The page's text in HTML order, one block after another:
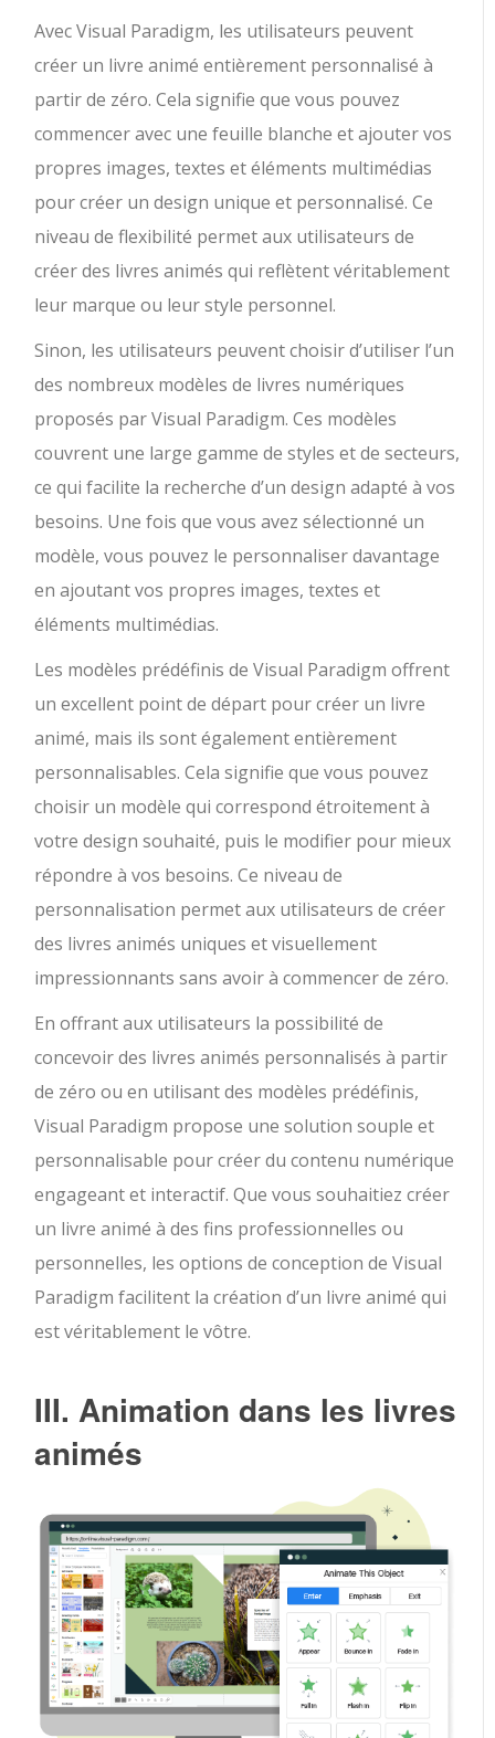
Avec Visual Paradigm, les utilisateurs peuvent
créer un livre animé entièrement personnalisé à
partir de zéro. Cela signifie que vous pouvez
commencer avec une feuille blanche et ajouter vos
propres images, textes et éléments multimédias
pour créer un design unique et personnalisé. Ce
niveau de flexibilité permet aux utilisateurs de
créer des livres animés qui reflètent véritablement
leur marque ou leur style personnel.
Sinon, les utilisateurs peuvent choisir d’utiliser l’un
des nombreux modèles de livres numériques
proposés par Visual Paradigm. Ces modèles
couvrent une large gamme de styles et de secteurs,
ce qui facilite la recherche d’un design adapté à vos
besoins. Une fois que vous avez sélectionné un
modèle, vous pouvez le personnaliser davantage
en ajoutant vos propres images, textes et
éléments multimédias.
Les modèles prédéfinis de Visual Paradigm offrent
un excellent point de départ pour créer un livre
animé, mais ils sont également entièrement
personnalisables. Cela signifie que vous pouvez
choisir un modèle qui correspond étroitement à
votre design souhaité, puis le modifier pour mieux
répondre à vos besoins. Ce niveau de
personnalisation permet aux utilisateurs de créer
des livres animés uniques et visuellement
impressionnants sans avoir à commencer de zéro.
En offrant aux utilisateurs la possibilité de
concevoir des livres animés personnalisés à partir
de zéro ou en utilisant des modèles prédéfinis,
Visual Paradigm propose une solution souple et
personnalisable pour créer du contenu numérique
engageant et interactif. Que vous souhaitiez créer
un livre animé à des fins professionnelles ou
personnelles, les options de conception de Visual
Paradigm facilitent la création d’un livre animé qui
est véritablement le vôtre.
III. Animation dans les livres
animés